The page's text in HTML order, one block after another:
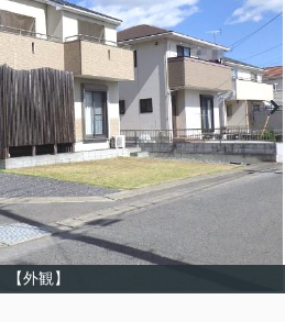
【外観】